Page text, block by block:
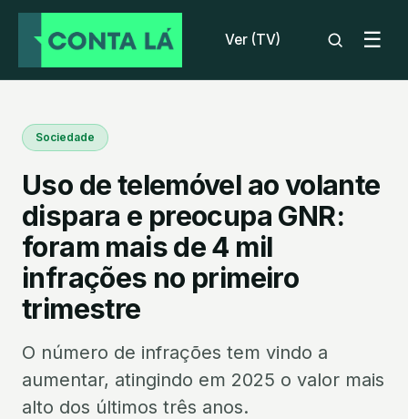
Ver (TV) ☰
Sociedade
Uso de telemóvel ao volante
dispara e preocupa GNR:
foram mais de 4 mil
infrações no primeiro
trimestre
O número de infrações tem vindo a
aumentar, atingindo em 2025 o valor mais
alto dos últimos três anos.